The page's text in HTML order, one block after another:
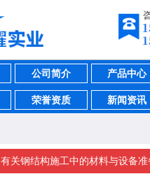
公司简介 产品中心
荣誉资质 新闻资讯
有关钢结构施工中的材料与设备准